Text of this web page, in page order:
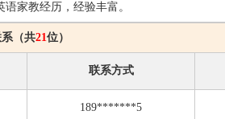
语家教经历，经验丰富。
（共21位）
联系方式
189*******5